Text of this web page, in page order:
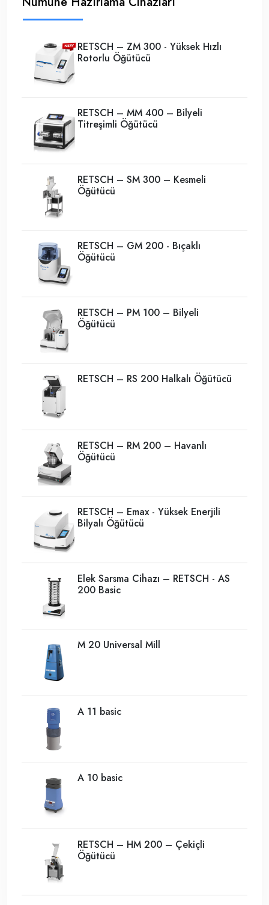
RETSCH – ZM 300 - Yüksek Hızlı
Rotorlu Öğütücü
RETSCH – MM 400 – Bilyeli
Titreşimli Öğütücü
RETSCH – SM 300 – Kesmeli
Öğütücü
RETSCH – GM 200 - Bıçaklı
Öğütücü
RETSCH – PM 100 – Bilyeli
Öğütücü
RETSCH – RS 200 Halkalı Öğütücü
RETSCH – RM 200 – Havanlı
Öğütücü
RETSCH – Emax - Yüksek Enerjili
Bilyalı Öğütücü
Elek Sarsma Cihazı – RETSCH - AS
200 Basic
M 20 Universal Mill
A 11 basic
A 10 basic
RETSCH – HM 200 – Çekiçli
Öğütücü